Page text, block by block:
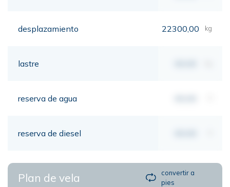
desplazamiento 22300,00 kg
lastre
reserva de agua
reserva de diesel
Plan de vela
convertir a
pies